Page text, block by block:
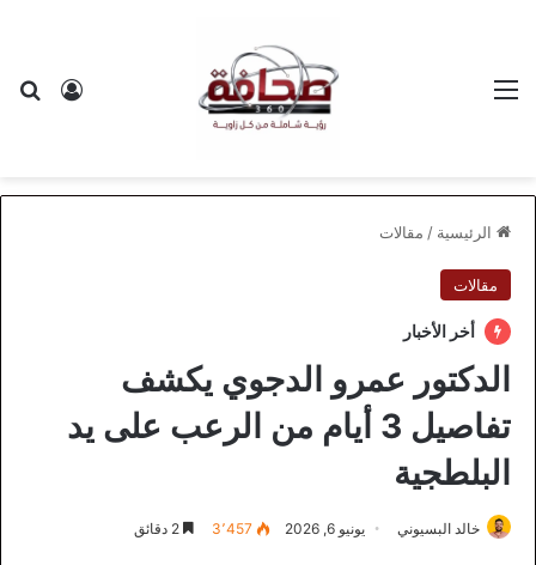
الرئيسية / مقالات
مقالات
أخر الأخبار
الدكتور عمرو الدجوي يكشف
تفاصيل 3 أيام من الرعب على يد
البلطجية
خالد البسيوني يونيو 6, 2026 3٬457